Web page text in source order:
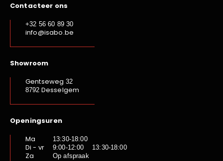
Contacteer ons
+32 56 60 89 30
info@isabo.be
Showroom
Gentseweg 32
8792 Desselgem
Openingsuren
Ma
13:30-18:00
Di - vr 9:00-12:00 13:30-18:00
Za Op afspraak